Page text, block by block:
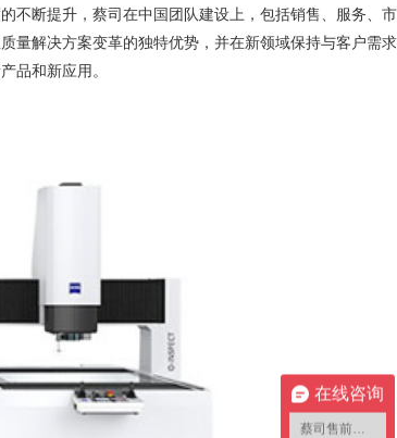
不断提升，蔡司在中国团队建设上，包括销售、服务、市
量解决方案变革的独特优势，并在新领域保持与客户需求
品和新应用。
在线咨询
蔡司售前咨询1